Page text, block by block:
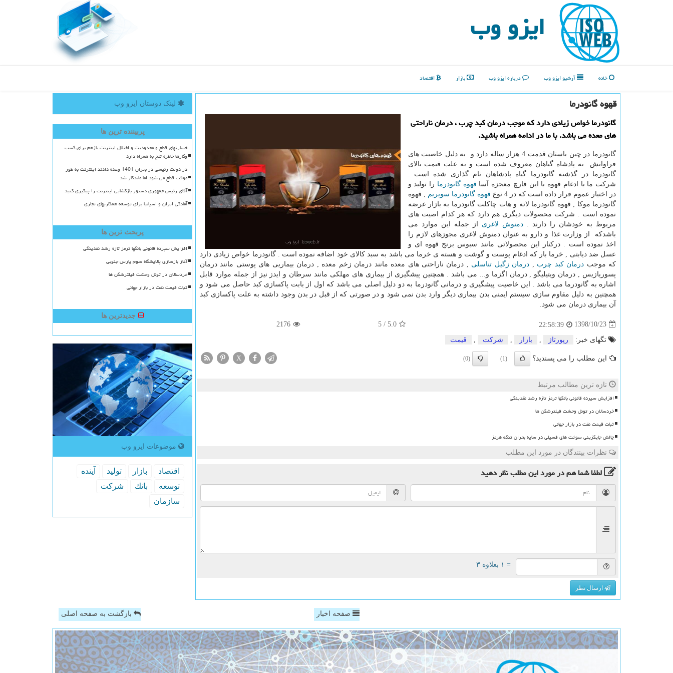
ایزو وب
خانه آرشیو ایزو وب درباره ایزو وب بازار اقتصاد
قهوه گانودرما
گانودرما خواص زیادی دارد كه موجب درمان كبد چرب ، درمان ناراحتی
های معده می باشد. با ما در ادامه همراه باشید.
گانودرما در چین باستان قدمت 4 هزار ساله دارد و به دلیل خاصیت های
فراوانش به پادشاه گیاهان معروف شده است و به علت قیمت بالای
گانودرما در گذشته گانودرما گیاه پادشاهان نام گذاری شده است .
شرکت ما با ادغام قهوه با این قارچ معجزه آسا قهوه گانودرما را تولید و
در اختیار عموم قرار داده است که در 4 نوع
قهوه گانودرما سوپریم , قهوه
گانودرما موکا , قهوه گانودرما لاته و هات چاکلت گانودرما به بازار عرضه
نموده است . شرکت محصولات دیگری هم دارد که هر کدام اصیت های
مربوط به خودشان را دارند .دمنوش لاغری از جمله این موارد می
باشدکه از وزارت غذا و دارو به عنوان دمنوش لاغری مجوزهای لازم را
اخذ نموده است . درکنار این محصولاتی مانند سبوس برنج قهوه ای و
عسل ضد دیابتی , خرما بار که ادغام پوست و گوشت و هسته ی خرما می باشد به سبد کالای خود اضافه نموده است . گانودرما خواص زیادی دارد
که موجب درمان کبد چرب , درمان زگیل تناسلی , درمان ناراحتی های معده مانند درمان زخم معده , درمان بیماریی های پوستی مانند درمان
پسوریازیس , درمان ویتیلیگو , درمان اگزما و... می باشد . همچنین پیشگیری از بیماری های مهلکی مانند سرطان و ایدز نیز از جمله موارد قابل
اشاره به گانودرما می باشد . این خاصیت پیشگیری و درمانی گانودرما به دو دلیل اصلی می باشد که اول از بابت پاکسازی کبد حاصل می شود و
همچنین به دلیل مقاوم سازی سیستم ایمنی بدن بیماری دیگر وارد بدن نمی شود و در صورتی که از قبل در بدن وجود داشته به علت پاکسازی کبد
آن بیماری درمان می شود.
1398/10/23
22:58:39
5.0
/
5
2176
تگهای خبر: رپورتاژ بازار شركت قیمت
این مطلب را می پسندید؟ (1)
(0)
X
تازه ترین مطالب مرتبط
افزایش سپرده قانونی بانکها ترمز تازه رشد نقدینگی
خردسالان در تونل وحشت فیلترشکن ها
ثبات قیمت نفت در بازار جهانی
چالش جایگزینی سوخت های فسیلی در سایه بحران تنگه هرمز
نظرات بینندگان در مورد این مطلب
لطفا شما همدر مورد این مطلبنظر دهید
= ۱ بعلاوه ۳
ارسال نظر
لینک دوستان ایزو وب
پربیننده ترین ها
خسارتهای قطع و محدودیت و اختلال اینترنت بازهم برای کسب
وکارها خاطره تلخ به همراه دارد
در دولت رئیسی در بحران 1401 وعده دادند اینترنت به طور
موقت قطع می شود اما ماندگار شد
آقای رئیس جمهوری دستور بازگشایی اینترنت را پیگیری کنید
آمادگی ایران و اسپانیا برای توسعه همکاریهای تجاری
پربحث ترین ها
افزایش سپرده قانونی بانکها ترمز تازه رشد نقدینگی
آغاز بازسازی پالایشگاه سوم پارس جنوبی
خردسالان در تونل وحشت فیلترشکن ها
ثبات قیمت نفت در بازار جهانی
جدیدترین ها
موضوعات ایزو وب
اقتصاد بازار تولید
آینده
توسعه
بانك
شركت
سازمان
صفحه اخبار بازگشت به صفحه اصلی